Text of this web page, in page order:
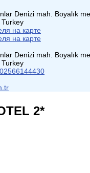
Denizi mah. Boyalık
на карте
на карте
Denizi mah. Boyalık
2*